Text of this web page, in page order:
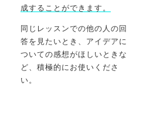
成することができます。
同じレッスンでの他の人の回
答を見たいとき、アイデアに
ついての感想がほしいときな
ど、積極的にお使いくださ
い。